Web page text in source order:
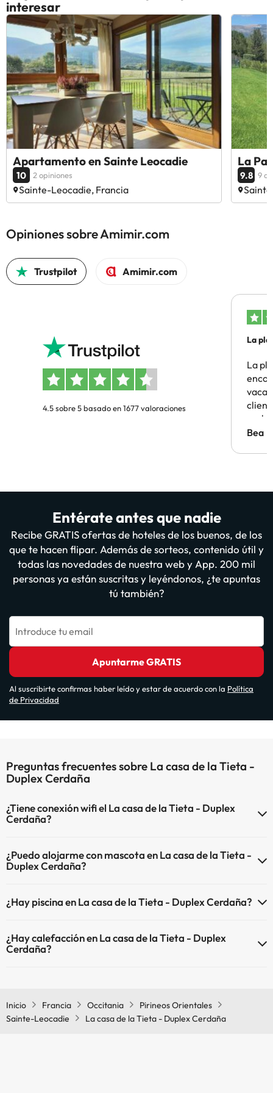
interesar
Apartamento en Sainte Leocadie
10 2 opiniones
Sainte-Leocadie, Francia
La
9.8 9
Opiniones sobre Amimir.com
Trustpilot Amimir.com
4.5 sobre 5 basado en 1677 valoraciones
La
La
Bea
Entérate antes que nadie
Recibe GRATIS ofertas de hoteles de los buenos, de los
que te hacen flipar. Además de sorteos, contenido útil y
todas las novedades de nuestra web y App. 200 mil
personas ya están suscritas y leyéndonos, ¿te apuntas
tú también?
Introduce tu email
Apuntarme GRATIS
Al suscribirte confirmas haber leído y estar de acuerdo con la Política
de Privacidad
Preguntas frecuentes sobre La casa de la Tieta -
Duplex Cerdaña
¿Tiene conexión wifi el La casa de la Tieta - Duplex
Cerdaña?
¿Puedo alojarme con mascota en La casa de la Tieta -
Duplex Cerdaña?
¿Hay piscina en La casa de la Tieta - Duplex Cerdaña?
puede ser de pago) Aquí tienes más info sobre la piscina y otras
instalaciones.
¿Hay calefacción en La casa de la Tieta - Duplex
Cerdaña?
Inicio
Francia Occitania
Pirineos Orientales
Sainte-Leocadie
La casa de la Tieta - Duplex Cerdaña